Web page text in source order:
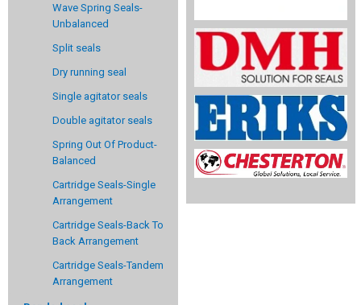
Wave Spring Seals-
Unbalanced
Split seals
Dry running seal
Single agitator seals
Double agitator seals
Spring Out Of Product-
Balanced
Cartridge Seals-Single
Arrangement
Cartridge Seals-Back To
Back Arrangement
Cartridge Seals-Tandem
Arrangement